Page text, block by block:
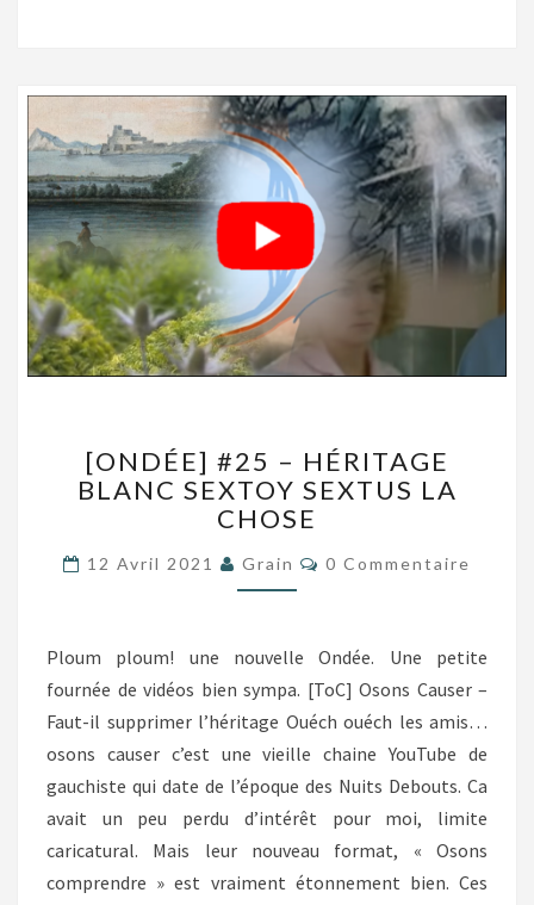
#25
–
HÉRITAGE
SEXTOY
SEXTUS
[ONDÉE] #25 – HÉRITAGE
BLANC SEXTOY SEXTUS LA
CHOSE
12 Avril 2021 Grain Commentaires
0 Commentaire
Ploum ploum! une nouvelle Ondée. Une petite
fournée de vidéos bien sympa. [ToC] Osons Causer –
Faut-il supprimer l’héritage Ouéch ouéch les amis…
osons causer c’est une vieille chaine YouTube de
gauchiste qui date de l’époque des Nuits Debouts. Ca
avait un peu perdu d’intérêt pour moi, limite
caricatural. Mais leur nouveau format, « Osons
comprendre » est vraiment étonnement bien. Ces